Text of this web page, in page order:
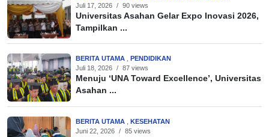
Juli 17, 2026 / 90 views
Universitas Asahan Gelar Expo Inovasi 2026,
Tampilkan ...
BERITA UTAMA , PENDIDIKAN
Juli 18, 2026 / 87 views
Menuju ‘UNA Toward Excellence’, Universitas
Asahan ...
BERITA UTAMA
KESEHATAN
Juni 22, 2026 / 85 views